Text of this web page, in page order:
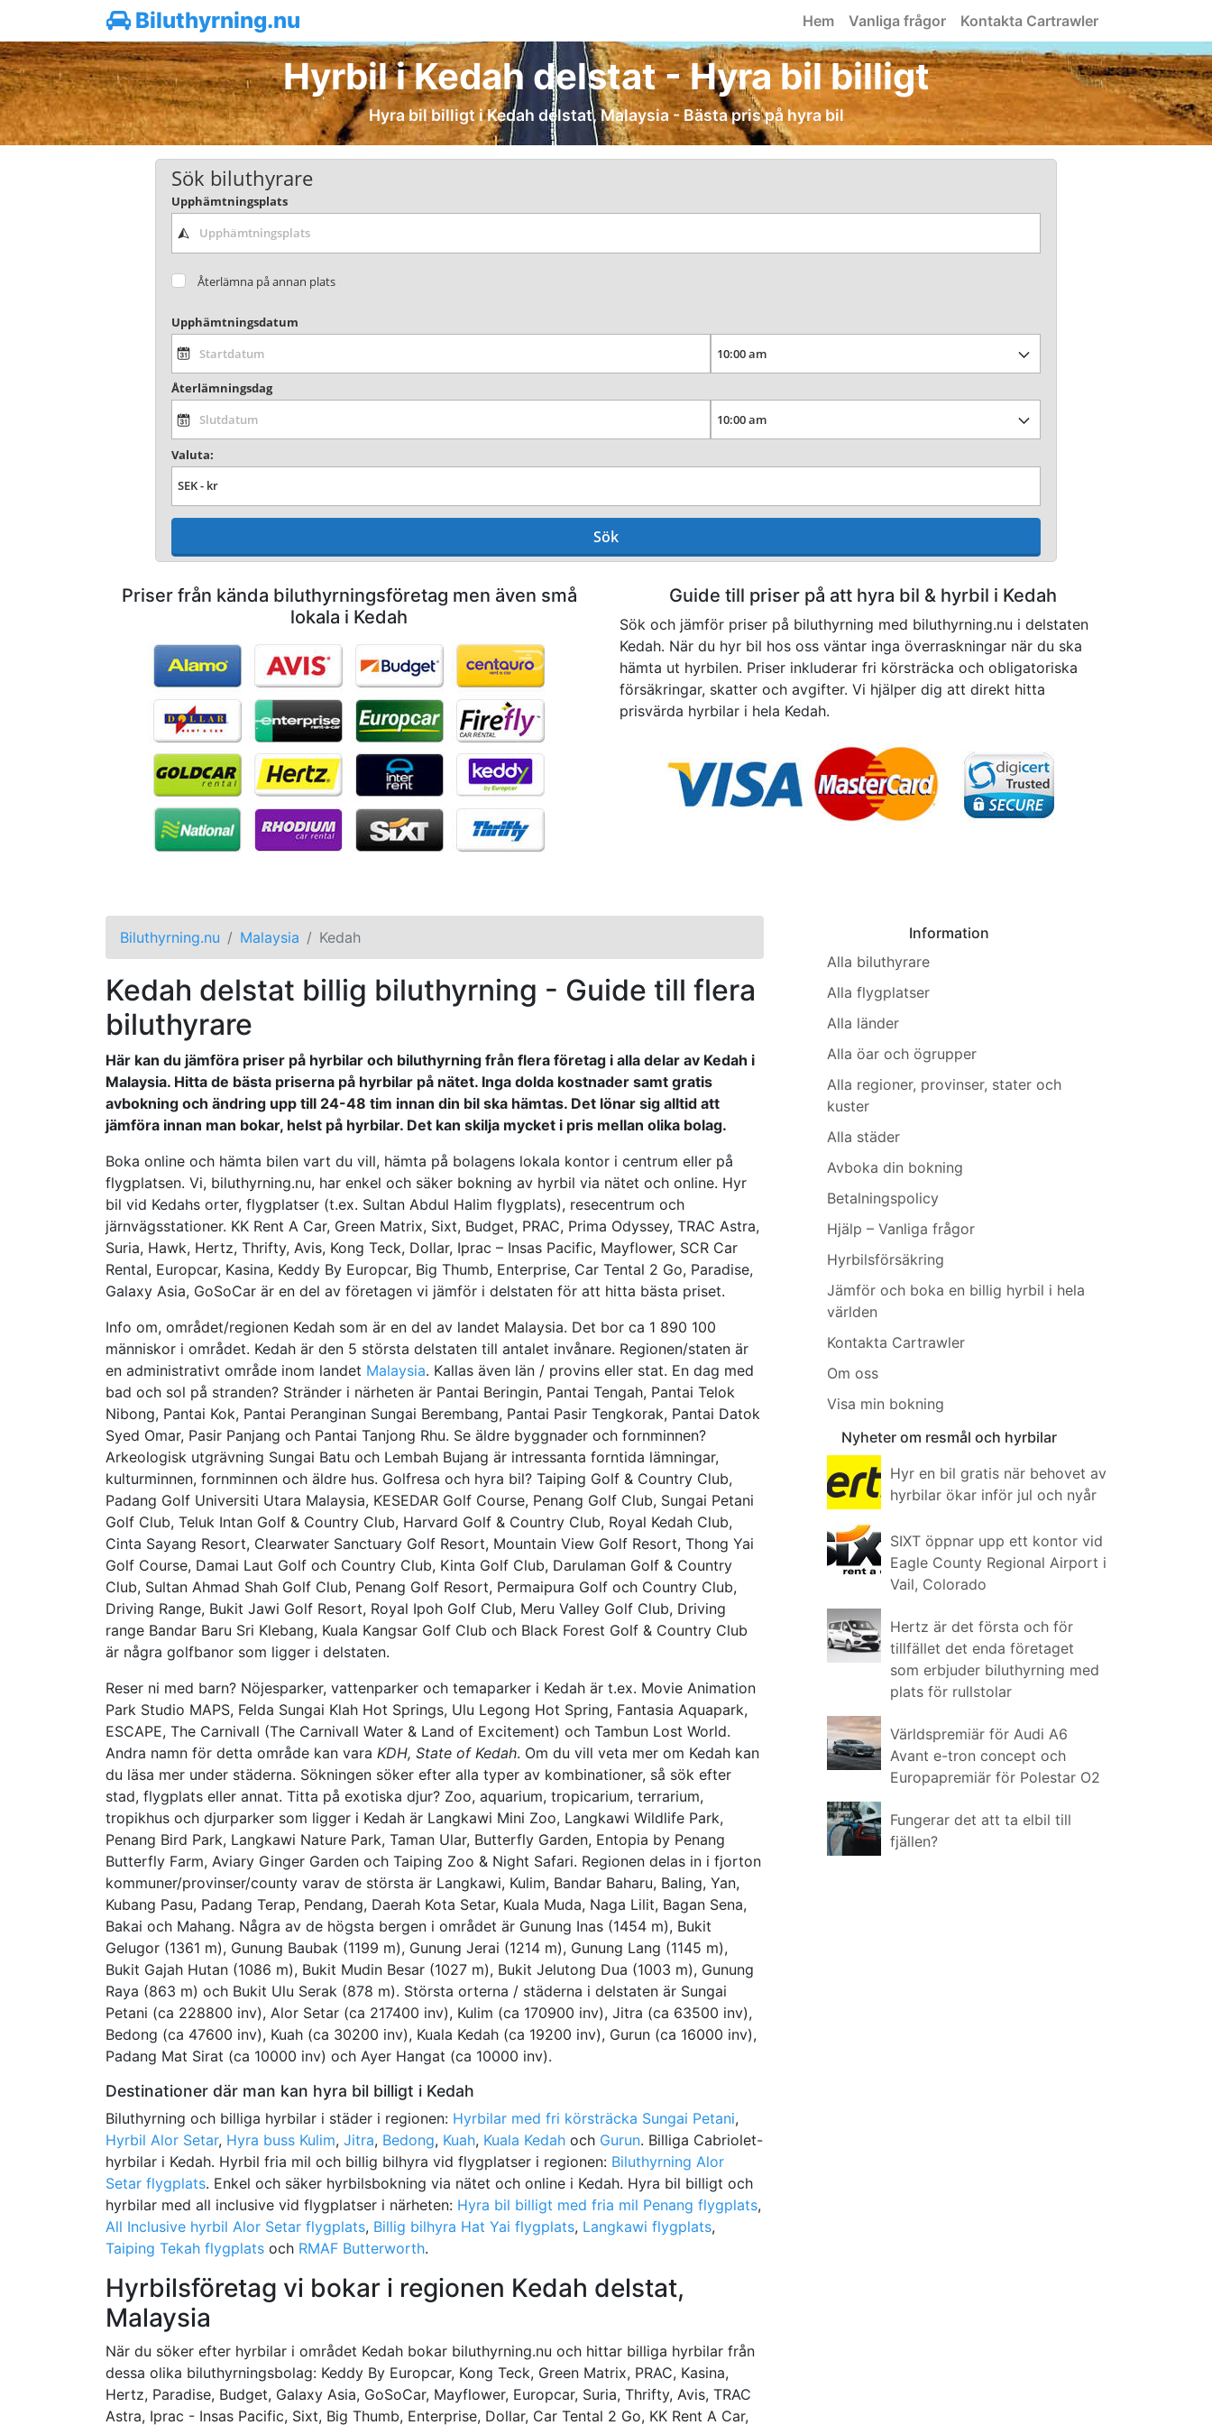
Biluthyrning.nu Hem Vanliga frågor Kontakta Cartrawler
Hyrbil i Kedah delstat - Hyra bil billigt
Hyra bil billigt i Kedah delstat, Malaysia - Bästa pris på hyra bil
Sök biluthyrare
Upphämtningsplats
Återlämna på annan plats
Upphämtningsdatum
Återlämningsdag
Valuta:
Sök
Priser från kända biluthyrningsföretag men även små
lokala i Kedah
Guide till priser på att hyra bil & hyrbil i Kedah
Sök och jämför priser på biluthyrning med biluthyrning.nu i delstaten
Kedah. När du hyr bil hos oss väntar inga överraskningar när du ska
hämta ut hyrbilen. Priser inkluderar fri körsträcka och obligatoriska
försäkringar, skatter och avgifter. Vi hjälper dig att direkt hitta
prisvärda hyrbilar i hela Kedah.
Biluthyrning.nu Malaysia Kedah
Kedah delstat billig biluthyrning - Guide till flera
biluthyrare
Här kan du jämföra priser på hyrbilar och biluthyrning från flera företag i alla delar av Kedah i
Malaysia. Hitta de bästa priserna på hyrbilar på nätet. Inga dolda kostnader samt gratis
avbokning och ändring upp till 24-48 tim innan din bil ska hämtas. Det lönar sig alltid att
jämföra innan man bokar, helst på hyrbilar. Det kan skilja mycket i pris mellan olika bolag.
Boka online och hämta bilen vart du vill, hämta på bolagens lokala kontor i centrum eller på
flygplatsen. Vi, biluthyrning.nu, har enkel och säker bokning av hyrbil via nätet och online. Hyr
bil vid Kedahs orter, flygplatser (t.ex. Sultan Abdul Halim flygplats), resecentrum och
järnvägsstationer. KK Rent A Car, Green Matrix, Sixt, Budget, PRAC, Prima Odyssey, TRAC Astra,
Suria, Hawk, Hertz, Thrifty, Avis, Kong Teck, Dollar, Iprac – Insas Pacific, Mayflower, SCR Car
Rental, Europcar, Kasina, Keddy By Europcar, Big Thumb, Enterprise, Car Tental 2 Go, Paradise,
Galaxy Asia, GoSoCar är en del av företagen vi jämför i delstaten för att hitta bästa priset.
Info om, området/regionen Kedah som är en del av landet Malaysia. Det bor ca 1 890 100
människor i området. Kedah är den 5 största delstaten till antalet invånare. Regionen/staten är
en administrativt område inom landet Malaysia. Kallas även län / provins eller stat. En dag med
bad och sol på stranden? Stränder i närheten är Pantai Beringin, Pantai Tengah, Pantai Telok
Nibong, Pantai Kok, Pantai Peranginan Sungai Berembang, Pantai Pasir Tengkorak, Pantai Datok
Syed Omar, Pasir Panjang och Pantai Tanjong Rhu. Se äldre byggnader och fornminnen?
Arkeologisk utgrävning Sungai Batu och Lembah Bujang är intressanta forntida lämningar,
kulturminnen, fornminnen och äldre hus. Golfresa och hyra bil? Taiping Golf & Country Club,
Padang Golf Universiti Utara Malaysia, KESEDAR Golf Course, Penang Golf Club, Sungai Petani
Golf Club, Teluk Intan Golf & Country Club, Harvard Golf & Country Club, Royal Kedah Club,
Cinta Sayang Resort, Clearwater Sanctuary Golf Resort, Mountain View Golf Resort, Thong Yai
Golf Course, Damai Laut Golf och Country Club, Kinta Golf Club, Darulaman Golf & Country
Club, Sultan Ahmad Shah Golf Club, Penang Golf Resort, Permaipura Golf och Country Club,
Driving Range, Bukit Jawi Golf Resort, Royal Ipoh Golf Club, Meru Valley Golf Club, Driving
range Bandar Baru Sri Klebang, Kuala Kangsar Golf Club och Black Forest Golf & Country Club
är några golfbanor som ligger i delstaten.
Reser ni med barn? Nöjesparker, vattenparker och temaparker i Kedah är t.ex. Movie Animation
Park Studio MAPS, Felda Sungai Klah Hot Springs, Ulu Legong Hot Spring, Fantasia Aquapark,
ESCAPE, The Carnivall (The Carnivall Water & Land of Excitement) och Tambun Lost World.
Andra namn för detta område kan vara KDH, State of Kedah. Om du vill veta mer om Kedah kan
du läsa mer under städerna. Sökningen söker efter alla typer av kombinationer, så sök efter
stad, flygplats eller annat. Titta på exotiska djur? Zoo, aquarium, tropicarium, terrarium,
tropikhus och djurparker som ligger i Kedah är Langkawi Mini Zoo, Langkawi Wildlife Park,
Penang Bird Park, Langkawi Nature Park, Taman Ular, Butterfly Garden, Entopia by Penang
Butterfly Farm, Aviary Ginger Garden och Taiping Zoo & Night Safari. Regionen delas in i fjorton
kommuner/provinser/county varav de största är Langkawi, Kulim, Bandar Baharu, Baling, Yan,
Kubang Pasu, Padang Terap, Pendang, Daerah Kota Setar, Kuala Muda, Naga Lilit, Bagan Sena,
Bakai och Mahang. Några av de högsta bergen i området är Gunung Inas (1454 m), Bukit
Gelugor (1361 m), Gunung Baubak (1199 m), Gunung Jerai (1214 m), Gunung Lang (1145 m),
Bukit Gajah Hutan (1086 m), Bukit Mudin Besar (1027 m), Bukit Jelutong Dua (1003 m), Gunung
Raya (863 m) och Bukit Ulu Serak (878 m). Största orterna / städerna i delstaten är Sungai
Petani (ca 228800 inv), Alor Setar (ca 217400 inv), Kulim (ca 170900 inv), Jitra (ca 63500 inv),
Bedong (ca 47600 inv), Kuah (ca 30200 inv), Kuala Kedah (ca 19200 inv), Gurun (ca 16000 inv),
Padang Mat Sirat (ca 10000 inv) och Ayer Hangat (ca 10000 inv).
Destinationer där man kan hyra bil billigt i Kedah
Biluthyrning och billiga hyrbilar i städer i regionen: Hyrbilar med fri körsträcka Sungai Petani,
Hyrbil Alor Setar, Hyra buss Kulim, Jitra, Bedong, Kuah, Kuala Kedah och Gurun. Billiga Cabriolet-
hyrbilar i Kedah. Hyrbil fria mil och billig bilhyra vid flygplatser i regionen: Biluthyrning Alor
Setar flygplats. Enkel och säker hyrbilsbokning via nätet och online i Kedah. Hyra bil billigt och
hyrbilar med all inclusive vid flygplatser i närheten: Hyra bil billigt med fria mil Penang flygplats,
All Inclusive hyrbil Alor Setar flygplats, Billig bilhyra Hat Yai flygplats, Langkawi flygplats,
Taiping Tekah flygplats och RMAF Butterworth.
Hyrbilsföretag vi bokar i regionen Kedah delstat,
Malaysia
När du söker efter hyrbilar i området Kedah bokar biluthyrning.nu och hittar billiga hyrbilar från
dessa olika biluthyrningsbolag: Keddy By Europcar, Kong Teck, Green Matrix, PRAC, Kasina,
Hertz, Paradise, Budget, Galaxy Asia, GoSoCar, Mayflower, Europcar, Suria, Thrifty, Avis, TRAC
Astra, Iprac - Insas Pacific, Sixt, Big Thumb, Enterprise, Dollar, Car Tental 2 Go, KK Rent A Car,
Information
Alla biluthyrare
Alla flygplatser
Alla länder
Alla öar och ögrupper
Alla regioner, provinser, stater och
kuster
Alla städer
Avboka din bokning
Betalningspolicy
Hjälp – Vanliga frågor
Hyrbilsförsäkring
Jämför och boka en billig hyrbil i hela
världen
Kontakta Cartrawler
Om oss
Visa min bokning
Nyheter om resmål och hyrbilar
Hyr en bil gratis när behovet av
hyrbilar ökar inför jul och nyår
SIXT öppnar upp ett kontor vid
Eagle County Regional Airport i
Vail, Colorado
Hertz är det första och för
tillfället det enda företaget
som erbjuder biluthyrning med
plats för rullstolar
Världspremiär för Audi A6
Avant e-tron concept och
Europapremiär för Polestar O2
Fungerar det att ta elbil till
fjällen?